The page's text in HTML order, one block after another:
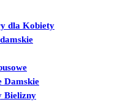
dla Kobiety
Damskie
Bielizny